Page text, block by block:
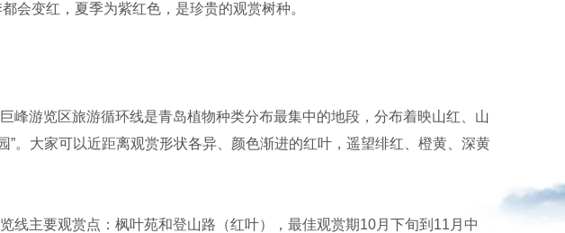
会变红，夏季为紫红色，是珍贵的观赏树种。
游览区旅游循环线是青岛植物种类分布最集中的地段，分布着映山红、山
。大家可以近距离观赏形状各异、颜色渐进的红叶，遥望绯红、橙黄、深黄
主要观赏点：枫叶苑和登山路（红叶），最佳观赏期10月下旬到11月中